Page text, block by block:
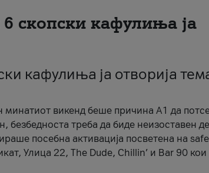
скопски кафулиња ја
кафулиња ја отворија
викенд беше причина А1 да
безбедноста треба да биде неизоставен
посебна активација посветена на
Улица 22, The Dude, Chillin’ и Bar 90 кои